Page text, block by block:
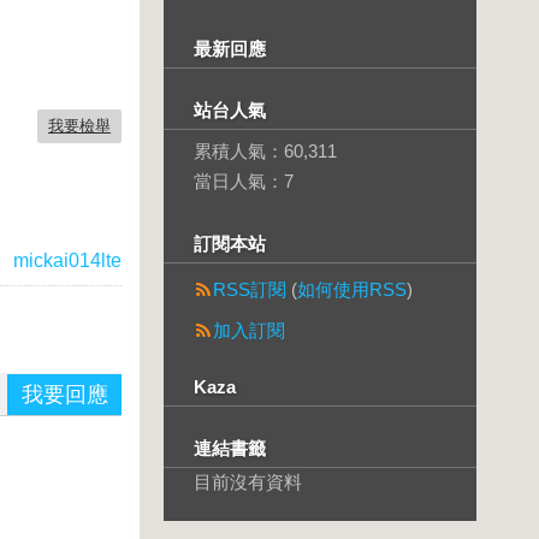
我要檢舉
mickai014lte
我要回應
最新回應
站台人氣
累積人氣： 60,311
當日人氣： 7
訂閱本站
RSS訂閱 (如何使用RSS)
加入訂閱
Kaza
連結書籤
目前沒有資料